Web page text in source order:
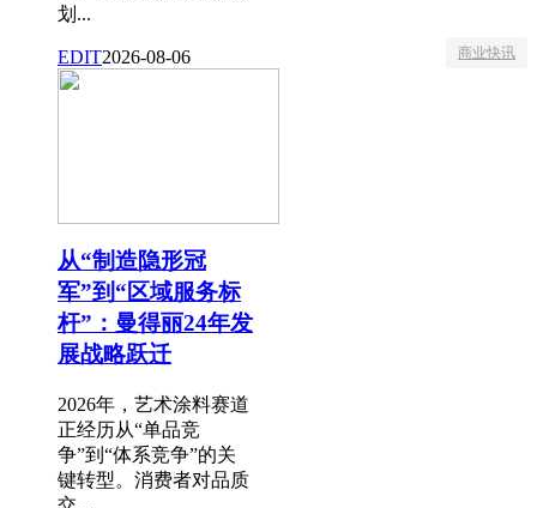
划...
EDIT2026-08-06 商业快讯
从“制造隐形冠
军”到“区域服务标
杆”：曼得丽24年发
展战略跃迁
2026年，艺术涂料赛道
正经历从“单品竞
争”到“体系竞争”的关
键转型。消费者对品质